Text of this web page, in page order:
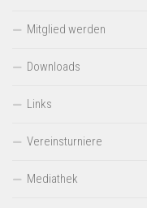
Mitglied werden
Downloads
Links
Vereinsturniere
Mediathek